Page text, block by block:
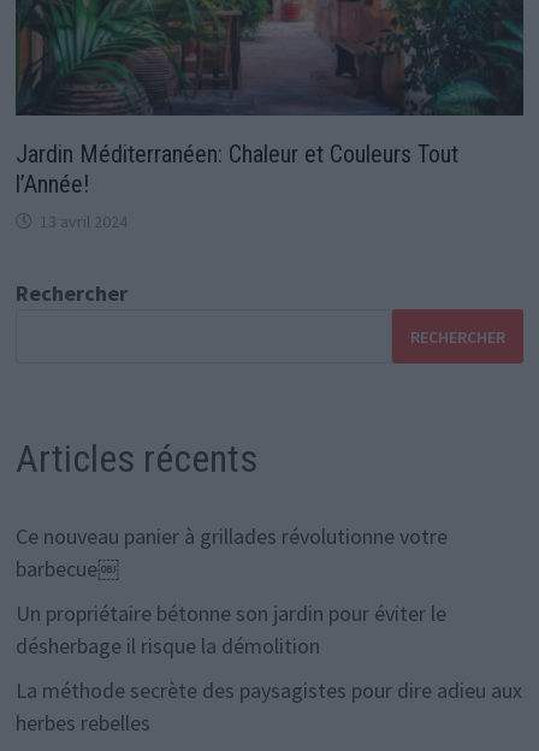
Jardin Méditerranéen: Chaleur et Couleurs Tout
l’Année!
13 avril 2024
Rechercher
RECHERCHER
Articles récents
Ce nouveau panier à grillades révolutionne votre
barbecue￼
Un propriétaire bétonne son jardin pour éviter le
désherbage il risque la démolition
La méthode secrète des paysagistes pour dire adieu aux
herbes rebelles